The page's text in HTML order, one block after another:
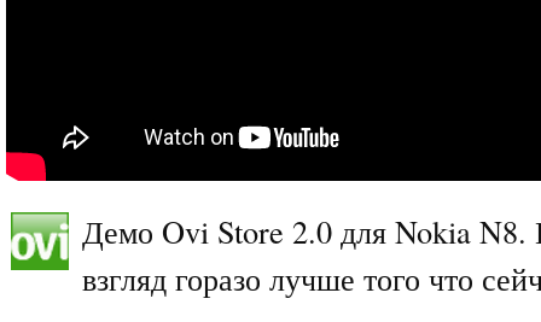
Демо Ovi Store 2.0 для Nokia N8.
взгляд горазо лучше того что